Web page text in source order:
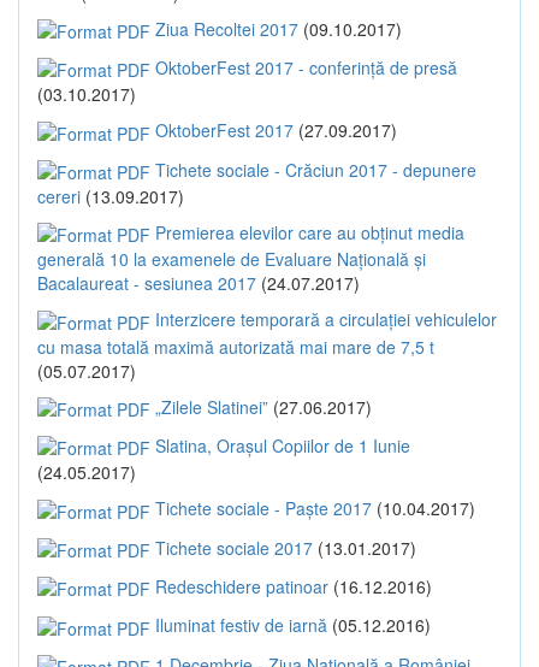
Ziua Recoltei 2017 (09.10.2017)
OktoberFest 2017 - conferință de presă
(03.10.2017)
OktoberFest 2017 (27.09.2017)
Tichete sociale - Crăciun 2017 - depunere
cereri (13.09.2017)
Premierea elevilor care au obținut media
generală 10 la examenele de Evaluare Națională și
Bacalaureat - sesiunea 2017 (24.07.2017)
Interzicere temporară a circulației vehiculelor
cu masa totală maximă autorizată mai mare de 7,5 t
(05.07.2017)
„Zilele Slatinei” (27.06.2017)
Slatina, Orașul Copiilor de 1 Iunie
(24.05.2017)
Tichete sociale - Paște 2017 (10.04.2017)
Tichete sociale 2017 (13.01.2017)
Redeschidere patinoar (16.12.2016)
Iluminat festiv de iarnă (05.12.2016)